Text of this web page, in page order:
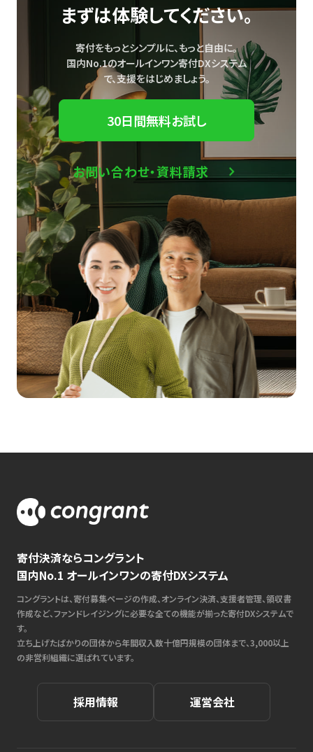
まずは体験してください。
寄付をもっとシンプルに、もっと自由に。
国内No.1のオールインワン寄付DXシステム
で、支援をはじめましょう。
30日間無料お試し
お問い合わせ・資料請求
寄付決済ならコングラント
国内No.1 オールインワンの寄付DXシステム
コングラントは、寄付募集ページの作成、オンライン決済、支援者管理、領収書
作成など、ファンドレイジングに必要な全ての機能が揃った寄付DXシステムで
す。
立ち上げたばかりの団体から年間収入数十億円規模の団体まで、3,000以上
の非営利組織に選ばれています。
採用情報 運営会社